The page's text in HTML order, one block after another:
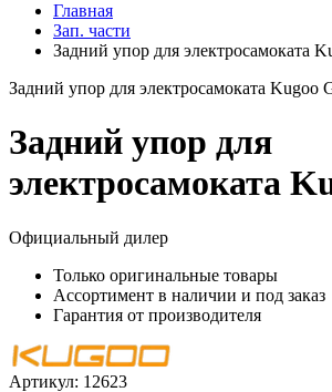
Главная
Зап. части
Задний упор для электросамоката
Задний упор для электросамоката Kugoo
Задний упор для
электросамоката
Официальный дилер
Только оригинальные товары
Ассортимент в наличии и под заказ
Гарантия от производителя
Артикул: 12623